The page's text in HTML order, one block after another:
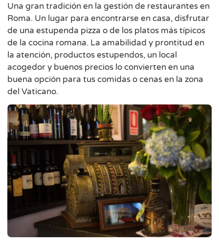
Una gran tradición en la gestión de restaurantes en
Roma. Un lugar para encontrarse en casa, disfrutar
de una estupenda pizza o de los platos más típicos
de la cocina romana. La amabilidad y prontitud en
la atención, productos estupendos, un local
acogedor y buenos precios lo convierten en una
buena opción para tus comidas o cenas en la zona
del Vaticano.